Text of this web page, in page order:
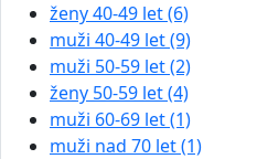
ženy 40-49 let (6)
muži 40-49 let (9)
muži 50-59 let (2)
ženy 50-59 let (4)
muži 60-69 let (1)
muži nad 70 let (1)